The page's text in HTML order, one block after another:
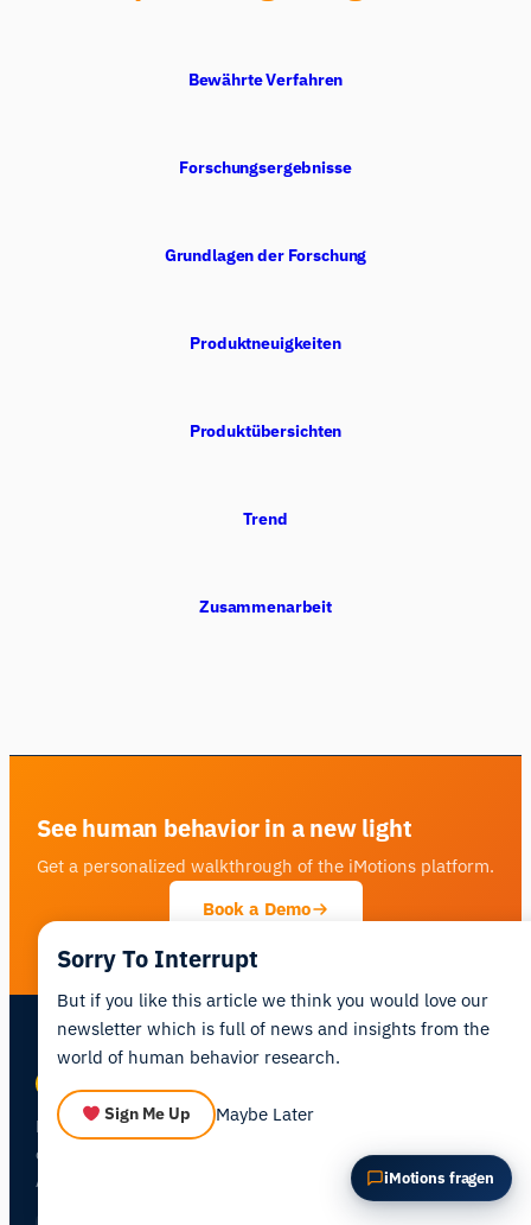
Bewährte Verfahren
Forschungsergebnisse
Grundlagen der Forschung
Produktneuigkeiten
Produktübersichten
Trend
Zusammenarbeit
See human behavior in a new light
Get a personalized walkthrough of the iMotions platform.
Book a Demo
Human behavior research platform —
combining biosensors, eye tracking, and
AI in one integrated environment.
iMotions fragen
Fragen Sie nach Forschungsmethoden,
Ich schlage nützliche nächste Fragen vor, basierend
Sorry To Interrupt
But if you like this article we think you would love our
newsletter which is full of news and insights from the
world of human behavior research.
Sign Me Up Maybe Later